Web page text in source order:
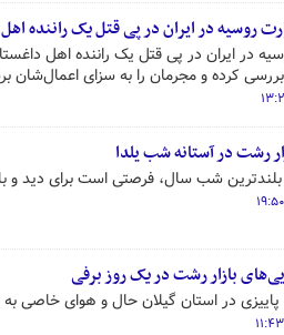
روسیه در ایران در پی قتل یک راننده
در ایران در پی قتل یک راننده اهل
کرده و مجرمان را به سزای اعمال‌شان
رشت در آستانه شب یلدا
شب سال، فرصتی است برای دید و
بازار رشت در یک روز برفی
در استان گیلان حال و هوای خاصی